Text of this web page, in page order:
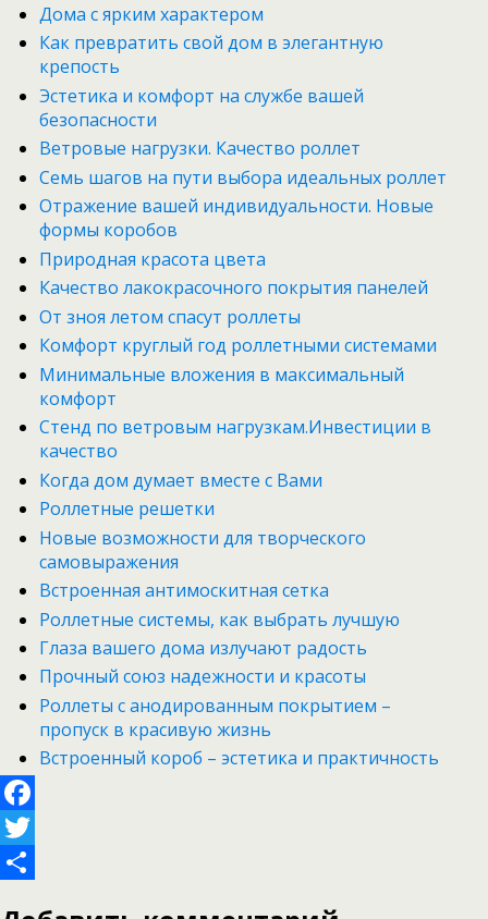
Дома с ярким характером
Как превратить свой дом в элегантную
крепость
Эстетика и комфорт на службе вашей
безопасности
Ветровые нагрузки. Качество роллет
Семь шагов на пути выбора идеальных роллет
Отражение вашей индивидуальности. Новые
формы коробов
Природная красота цвета
Качество лакокрасочного покрытия панелей
От зноя летом спасут роллеты
Комфорт круглый год роллетными системами
Минимальные вложения в максимальный
комфорт
Стенд по ветровым нагрузкам.Инвестиции в
качество
Когда дом думает вместе с Вами
Роллетные решетки
Новые возможности для творческого
самовыражения
Встроенная антимоскитная сетка
Роллетные системы, как выбрать лучшую
Глаза вашего дома излучают радость
Прочный союз надежности и красоты
Роллеты с анодированным покрытием –
пропуск в красивую жизнь
Встроенный короб – эстетика и практичность
Facebook
Twitter